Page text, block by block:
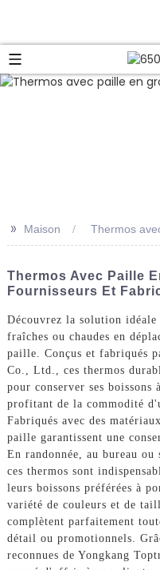
>> Maison Thermos
Thermos Avec Paille
Fournisseurs Et
Découvrez la solution idéale
fraîches ou chaudes en
paille. Conçus et fabriqués
Co., Ltd., ces thermos
pour conserver ses
profitant de la commodité
Fabriqués avec des
paille garantissent une
En randonnée, au bureau
ces thermos sont
leurs boissons préférées à
variété de couleurs et de
complètent parfaitement
détail ou promotionnels.
reconnues de Yongkang